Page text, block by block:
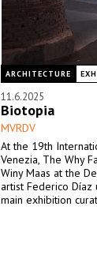
ARCHITECTURE
11.6.2025
Biotopia
MVRDV
At the 19th
Venezia, The Why
Winy Maas at the
artist Federico Díaz
main exhibition